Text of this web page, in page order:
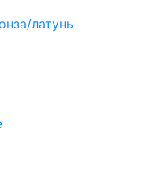
латунь